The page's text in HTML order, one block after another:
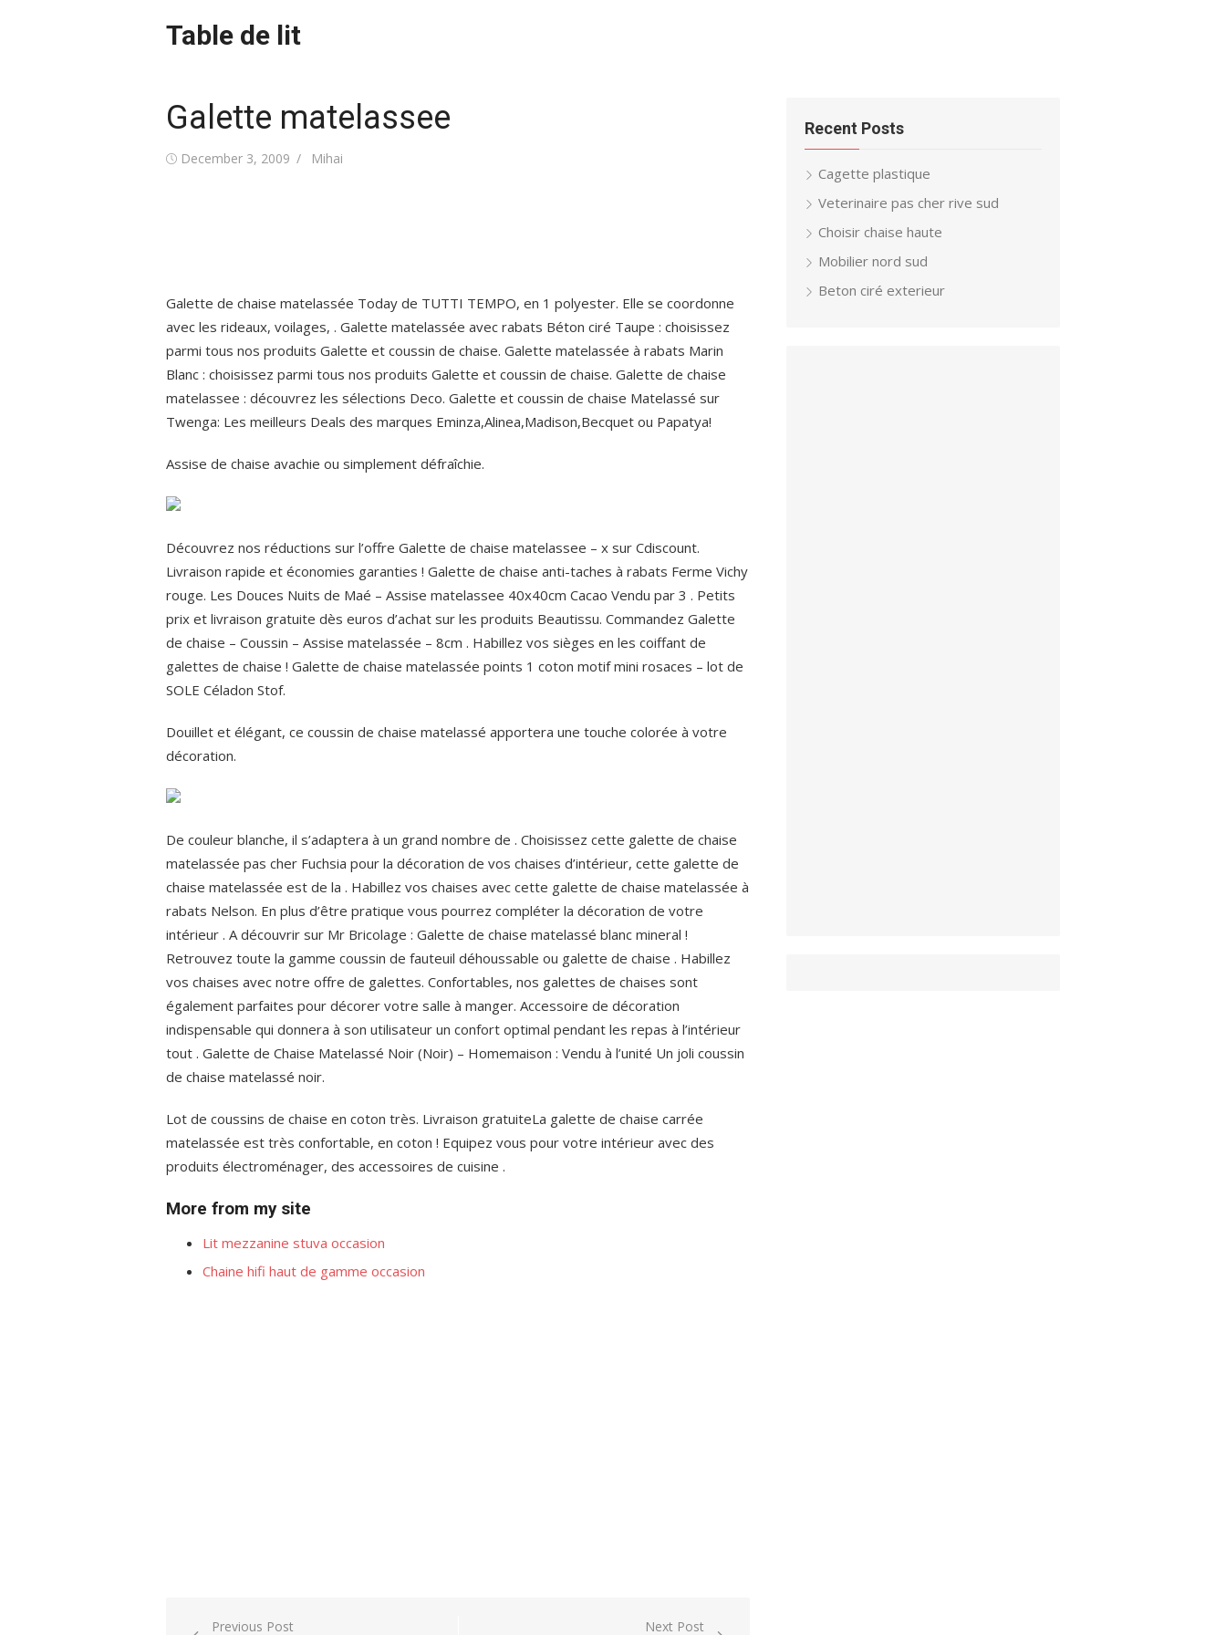
Table de lit
Galette matelassee
Posted
December 3, 2009 Author
Mihai
Galette de chaise matelassée Today de TUTTI TEMPO, en 1 polyester. Elle se coordonne
avec les rideaux, voilages, . Galette matelassée avec rabats Béton ciré Taupe : choisissez
parmi tous nos produits Galette et coussin de chaise. Galette matelassée à rabats Marin
Blanc : choisissez parmi tous nos produits Galette et coussin de chaise. Galette de chaise
matelassee : découvrez les sélections Deco. Galette et coussin de chaise Matelassé sur
Twenga: Les meilleurs Deals des marques Eminza,Alinea,Madison,Becquet ou Papatya!
Assise de chaise avachie ou simplement défraîchie.
Découvrez nos réductions sur l’offre Galette de chaise matelassee – x sur Cdiscount.
Livraison rapide et économies garanties ! Galette de chaise anti-taches à rabats Ferme Vichy
rouge. Les Douces Nuits de Maé – Assise matelassee 40x40cm Cacao Vendu par 3 . Petits
prix et livraison gratuite dès euros d’achat sur les produits Beautissu. Commandez Galette
de chaise – Coussin – Assise matelassée – 8cm . Habillez vos sièges en les coiffant de
galettes de chaise ! Galette de chaise matelassée points 1 coton motif mini rosaces – lot de
SOLE Céladon Stof.
Douillet et élégant, ce coussin de chaise matelassé apportera une touche colorée à votre
décoration.
De couleur blanche, il s’adaptera à un grand nombre de . Choisissez cette galette de chaise
matelassée pas cher Fuchsia pour la décoration de vos chaises d’intérieur, cette galette de
chaise matelassée est de la . Habillez vos chaises avec cette galette de chaise matelassée à
rabats Nelson. En plus d’être pratique vous pourrez compléter la décoration de votre
intérieur . A découvrir sur Mr Bricolage : Galette de chaise matelassé blanc mineral !
Retrouvez toute la gamme coussin de fauteuil déhoussable ou galette de chaise . Habillez
vos chaises avec notre offre de galettes. Confortables, nos galettes de chaises sont
également parfaites pour décorer votre salle à manger. Accessoire de décoration
indispensable qui donnera à son utilisateur un confort optimal pendant les repas à l’intérieur
tout . Galette de Chaise Matelassé Noir (Noir) – Homemaison : Vendu à l’unité Un joli coussin
de chaise matelassé noir.
Lot de coussins de chaise en coton très. Livraison gratuiteLa galette de chaise carrée
matelassée est très confortable, en coton ! Equipez vous pour votre intérieur avec des
produits électroménager, des accessoires de cuisine .
More from my site
Lit mezzanine stuva occasion
Chaine hifi haut de gamme occasion
PostPrevious Post Next Post
Recent Posts
Cagette plastique
Veterinaire pas cher rive sud
Choisir chaise haute
Mobilier nord sud
Beton ciré exterieur